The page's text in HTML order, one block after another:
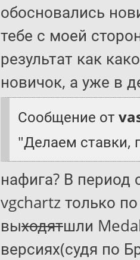
обосновались
тебе с моей
результат как
новичок, а уже в
Сообщение от
"Делаем ставки,
нафига? В период
vgchartz только
выходятшли
версиях(судя по